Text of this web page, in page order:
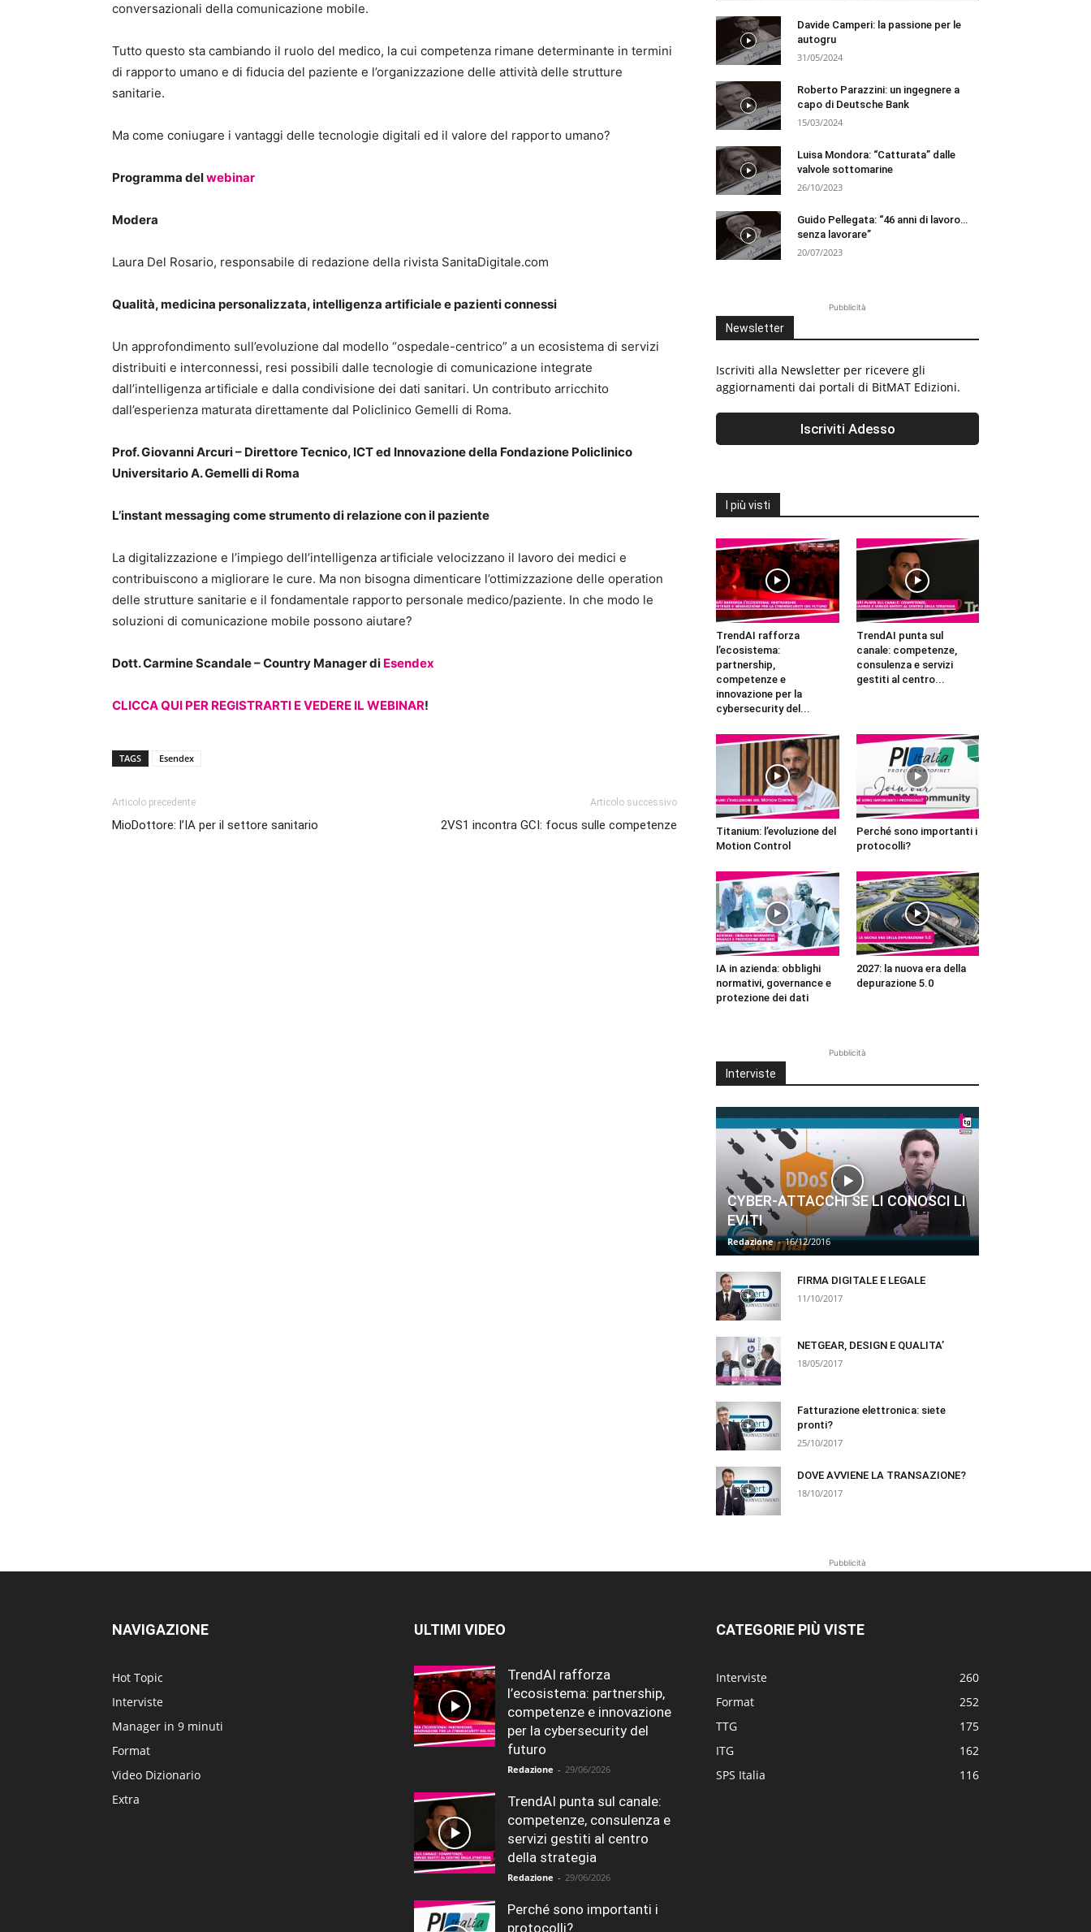
conversazionali della comunicazione mobile.
Tutto questo sta cambiando il ruolo del medico, la cui competenza rimane determinante in termini
di rapporto umano e di fiducia del paziente e l’organizzazione delle attività delle strutture
sanitarie.
Ma come coniugare i vantaggi delle tecnologie digitali ed il valore del rapporto umano?
Programma delwebinar
Modera
Laura Del Rosario, responsabile di redazione della rivista SanitaDigitale.com
Qualità, medicina personalizzata, intelligenza artificiale e pazienti connessi
Un approfondimento sull’evoluzione dal modello “ospedale-centrico” a un ecosistema di servizi
distribuiti e interconnessi, resi possibili dalle tecnologie di comunicazione integrate
dall’intelligenza artificiale e dalla condivisione dei dati sanitari. Un contributo arricchito
dall’esperienza maturata direttamente dal Policlinico Gemelli di Roma.
Prof. Giovanni Arcuri – Direttore Tecnico, ICT ed Innovazione della Fondazione Policlinico
Universitario A. Gemelli di Roma
L’instant messaging come strumento di relazione con il paziente
La digitalizzazione e l’impiego dell’intelligenza artificiale velocizzano il lavoro dei medici e
contribuiscono a migliorare le cure. Ma non bisogna dimenticare l’ottimizzazione delle operation
delle strutture sanitarie e il fondamentale rapporto personale medico/paziente. In che modo le
soluzioni di comunicazione mobile possono aiutare?
Dott. Carmine Scandale – Country Manager di Esendex
CLICCA QUI PER REGISTRARTI E VEDERE IL WEBINAR!
TAGS Esendex
Articolo precedente
MioDottore: l’IA per il settore sanitario
Articolo successivo
2VS1 incontra GCI: focus sulle competenze
Davide Camperi: la passione per le
autogru
31/05/2024
Roberto Parazzini: un ingegnere a
capo di Deutsche Bank
15/03/2024
Luisa Mondora: “Catturata” dalle
valvole sottomarine
26/10/2023
Guido Pellegata: “46 anni di lavoro…
senza lavorare”
20/07/2023
Pubblicità
Newsletter
Iscriviti alla Newsletter per ricevere gli
aggiornamenti dai portali di BitMAT Edizioni.
I più visti
TrendAI rafforza
l’ecosistema:
partnership,
competenze e
innovazione per la
cybersecurity del...
TrendAI punta sul
canale: competenze,
consulenza e servizi
gestiti al centro...
Titanium: l’evoluzione del
Motion Control
Perché sono importanti i
protocolli?
IA in azienda: obblighi
normativi, governance e
protezione dei dati
2027: la nuova era della
depurazione 5.0
Pubblicità
Interviste
CYBER-ATTACCHI SE LI CONOSCI LI
EVITI
Redazione - 16/12/2016
FIRMA DIGITALE E LEGALE
11/10/2017
NETGEAR, DESIGN E QUALITA’
18/05/2017
Fatturazione elettronica: siete
pronti?
25/10/2017
DOVE AVVIENE LA TRANSAZIONE?
18/10/2017
Pubblicità
NAVIGAZIONE
Hot Topic
Interviste
Manager in 9 minuti
Format
Video Dizionario
Extra
ULTIMI VIDEO
TrendAI rafforza
l’ecosistema: partnership,
competenze e innovazione
per la cybersecurity del
futuro
Redazione - 29/06/2026
TrendAI punta sul canale:
competenze, consulenza e
servizi gestiti al centro
della strategia
Redazione - 29/06/2026
Perché sono importanti i
protocolli?
CATEGORIE PIÙ VISTE
Interviste
260
Format
252
TTG
175
ITG
162
SPS Italia
116